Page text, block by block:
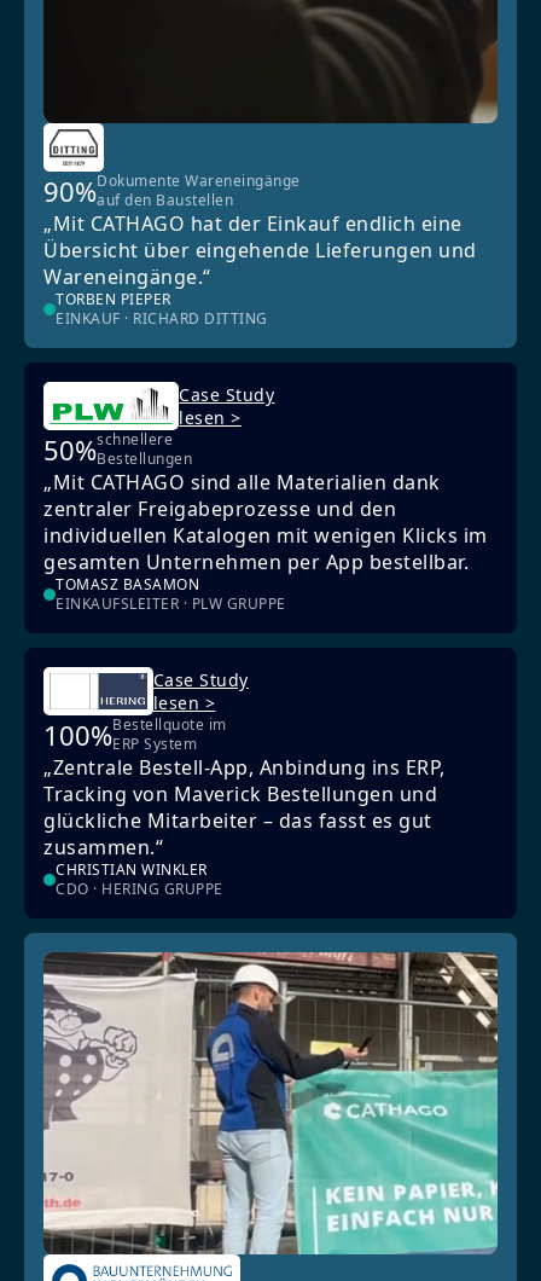
90%Dokumente Wareneingänge
auf den Baustellen
„Mit CATHAGO hat der Einkauf endlich eine
Übersicht über eingehende Lieferungen und
Wareneingänge.“
TORBEN PIEPER
EINKAUF · RICHARD DITTING
Case Study
lesen >
50%schnellere
Bestellungen
„Mit CATHAGO sind alle Materialien dank
zentraler Freigabeprozesse und den
individuellen Katalogen mit wenigen Klicks im
gesamten Unternehmen per App bestellbar.
TOMASZ BASAMON
EINKAUFSLEITER · PLW GRUPPE
Case Study
lesen >
100%Bestellquote im
ERP System
„Zentrale Bestell-App, Anbindung ins ERP,
Tracking von Maverick Bestellungen und
glückliche Mitarbeiter – das fasst es gut
zusammen.“
CHRISTIAN WINKLER
CDO · HERING GRUPPE